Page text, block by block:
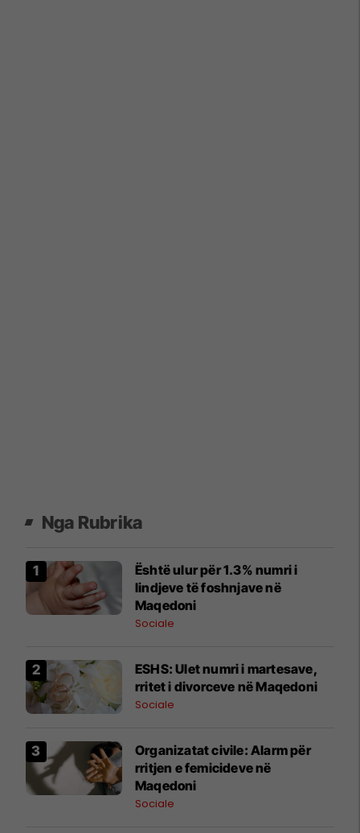
Nga Rubrika
Është ulur për 1.3% numri i
lindjeve të foshnjave në
Maqedoni
Sociale
ESHS: Ulet numri i martesave,
rritet i divorceve në Maqedoni
Sociale
Organizatat civile: Alarm për
rritjen e femicideve në
Maqedoni
Sociale